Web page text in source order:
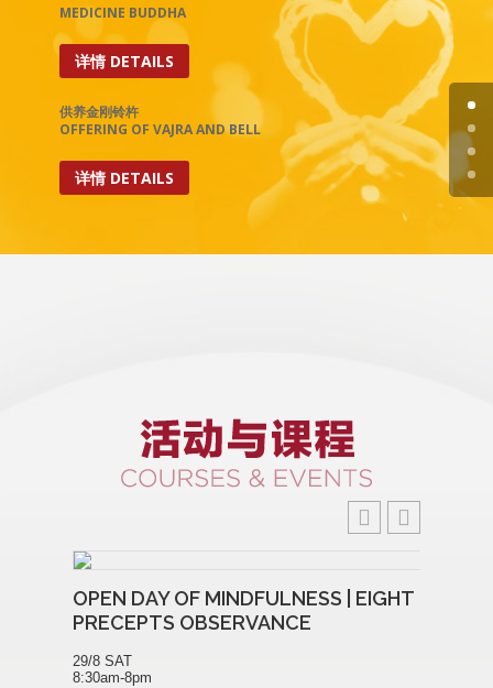
MEDICINE BUDDHA
详情 DETAILS
供养金刚铃杵
OFFERING OF VAJRA AND BELL
详情 DETAILS
OPEN DAY OF MINDFULNESS | EIGHT
PRECEPTS OBSERVANCE
29/8 SAT
8:30am-8pm